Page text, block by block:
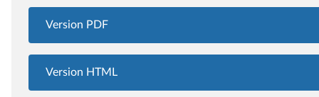
Version PDF
Version HTML